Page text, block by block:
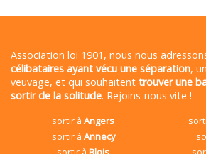
Association loi 1901, nous nous
célibataires ayant vécu une séparation,
veuvage, et qui souhaitent trouver une
sortir de la solitude. Rejoins-nous vite !
sortir àAngers
sortir à Annecy